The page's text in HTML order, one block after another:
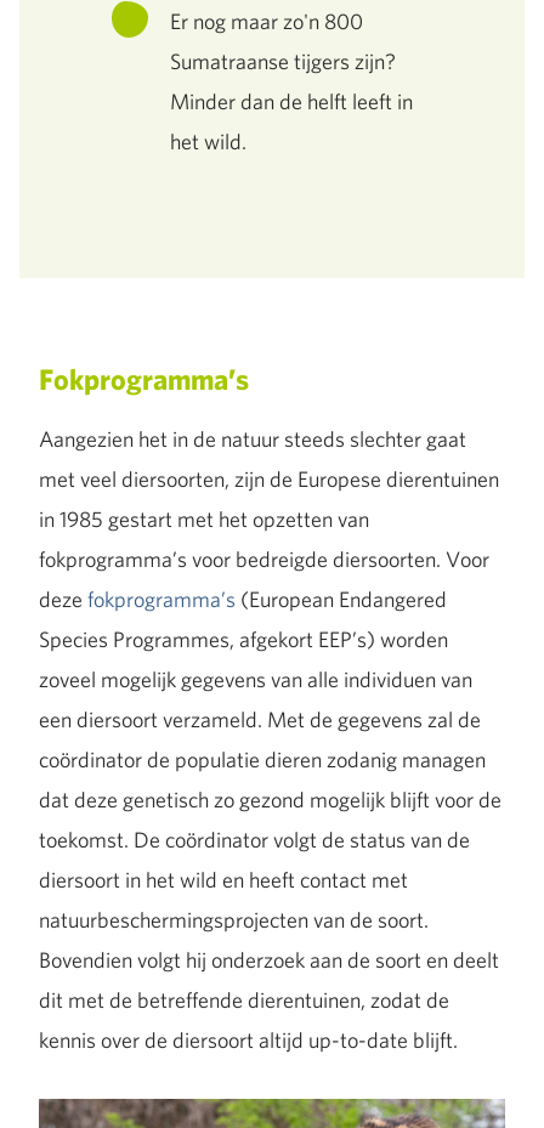
Er nog maar zo'n 800
Sumatraanse tijgers zijn?
Minder dan de helft leeft in
het wild.
Fokprogramma’s
Aangezien het in de natuur steeds slechter gaat
met veel diersoorten, zijn de Europese dierentuinen
in 1985 gestart met het opzetten van
fokprogramma’s voor bedreigde diersoorten. Voor
deze fokprogramma’s (European Endangered
Species Programmes, afgekort EEP’s) worden
zoveel mogelijk gegevens van alle individuen van
een diersoort verzameld. Met de gegevens zal de
coördinator de populatie dieren zodanig managen
dat deze genetisch zo gezond mogelijk blijft voor de
toekomst. De coördinator volgt de status van de
diersoort in het wild en heeft contact met
natuurbeschermingsprojecten van de soort.
Bovendien volgt hij onderzoek aan de soort en deelt
dit met de betreffende dierentuinen, zodat de
kennis over de diersoort altijd up-to-date blijft.